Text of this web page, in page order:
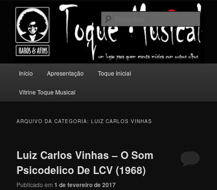
conteúdo
principal
conteúdo
secundário
Toque Musical
Um lugar para quem escuta música com outros olhos.
principal
Início Apresentação Toque Inicial
Vitrine Toque Musical
ARQUIVO DA CATEGORIA:LUIZ CARLOS VINHAS
Luiz Carlos Vinhas – O Som
Psicodelico De LCV (1968)
Publicado em1 de fevereiro de 2017